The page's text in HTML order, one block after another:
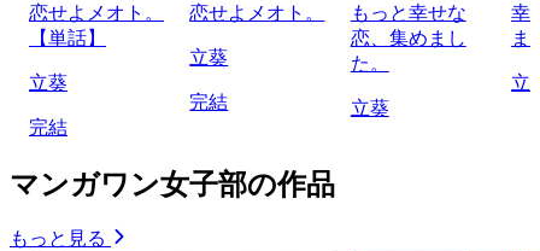
恋せよメオト。
【単話】
立葵
完結
恋せよメオト。
立葵
完結
もっと幸せな
恋、集めまし
た。
立葵
幸
ま
立
マンガワン女子部の作品
もっと見る